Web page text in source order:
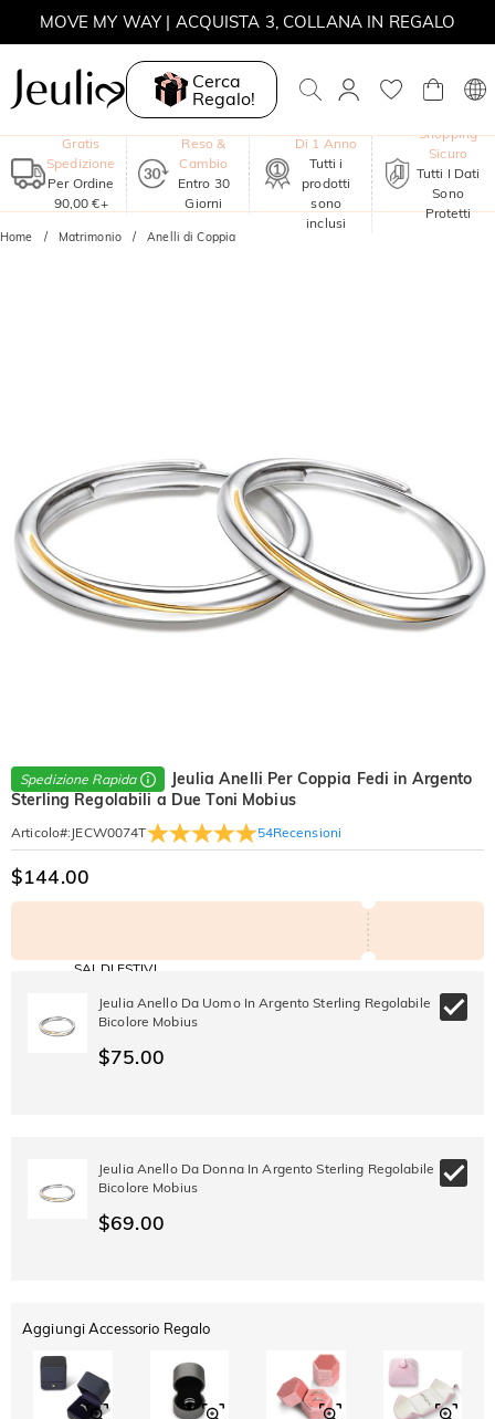
MOVE MY WAY | ACQUISTA 3, COLLANA IN REGALO
Cerca
Regalo!
Gratis
Spedizione
Per Ordine
90,00 €+
Reso &
Cambio
Entro 30
Giorni
Di 1 Anno
Tutti i
prodotti
sono
inclusi
Shopping
Sicuro
Tutti I Dati
Sono
Protetti
Home Matrimonio Anelli di Coppia
Spedizione Rapida
Jeulia Anelli Per Coppia Fedi in Argento
Sterling Regolabili a Due Toni Mobius
Articolo#: JECW0074T 54Recensioni
$144.00
SALDI ESTIVI
SU TUTTO
-30%
SUL 2°
ARTICOLO
SUMMER
Copia
Jeulia Anello Da Uomo In Argento Sterling Regolabile
Bicolore Mobius
$75.00
Jeulia Anello Da Donna In Argento Sterling Regolabile
Bicolore Mobius
$69.00
Aggiungi Accessorio Regalo